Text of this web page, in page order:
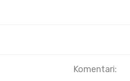
Komentari: